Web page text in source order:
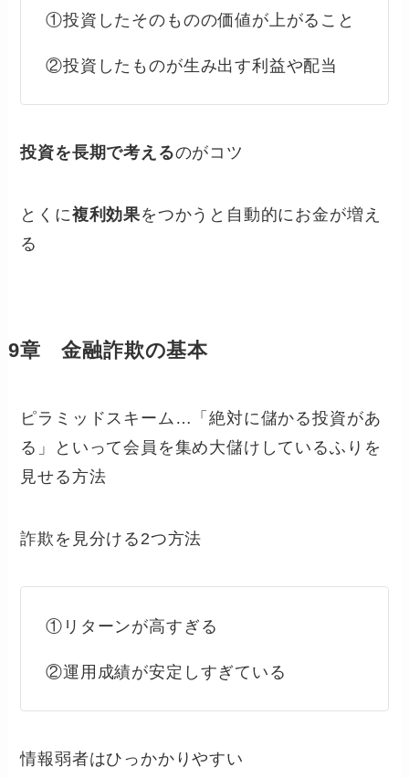
①投資したそのものの価値が上がること
②投資したものが生み出す利益や配当
投資を長期で考えるのがコツ
とくに複利効果をつかうと自動的にお金が増え
る
9章 金融詐欺の基本
ピラミッドスキーム…「絶対に儲かる投資があ
る」といって会員を集め大儲けしているふりを
見せる方法
詐欺を見分ける2つ方法
①リターンが高すぎる
②運用成績が安定しすぎている
情報弱者はひっかかりやすい